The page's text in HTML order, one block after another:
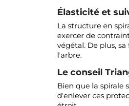
Élasticité et
La structure en
exercer de
végétal. De plus,
l'arbre.
Le conseil
Bien que la spirale
d'enlever ces